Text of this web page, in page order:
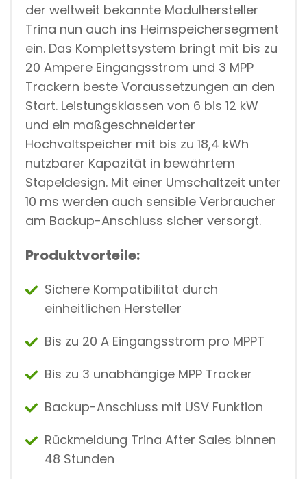
der weltweit bekannte Modulhersteller
Trina nun auch ins Heimspeichersegment
ein. Das Komplettsystem bringt mit bis zu
20 Ampere Eingangsstrom und 3 MPP
Trackern beste Voraussetzungen an den
Start. Leistungsklassen von 6 bis 12 kW
und ein maßgeschneiderter
Hochvoltspeicher mit bis zu 18,4 kWh
nutzbarer Kapazität in bewährtem
Stapeldesign. Mit einer Umschaltzeit unter
10 ms werden auch sensible Verbraucher
am Backup-Anschluss sicher versorgt.
Produktvorteile:
Sichere Kompatibilität durch
einheitlichen Hersteller
Bis zu 20 A Eingangsstrom pro MPPT
Bis zu 3 unabhängige MPP Tracker
Backup-Anschluss mit USV Funktion
Rückmeldung Trina After Sales binnen
48 Stunden